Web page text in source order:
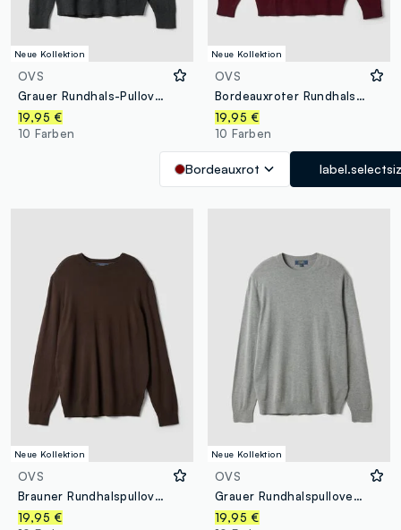
Neue Kollektion
OVS
Grauer Rundhals-Pullover aus Viskosemix, Regular Fit
19,95 €
10 Farben
Neue Kollektion
OVS
Bordeauxroter Rundhalspullover aus Viskosemix, Regular Fit
19,95 €
10 Farben
Bordeauxrot
Neue Kollektion
OVS
Brauner Rundhalspullover aus Viskosemix, Regular Fit
19,95 €
Neue Kollektion
OVS
Grauer Rundhalspullover aus Viskose-Mix, Regular Fit
19,95 €